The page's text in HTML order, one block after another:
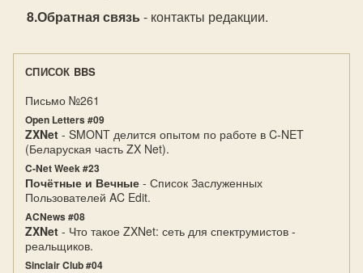
Обратная связь - контакты редакции.
СПИСОК BBS
Письмо №261
Open Letters #09
ZXNet - SMONT делится опытом по работе в C-NET
(Беларуская часть ZX Net).
C-Net Week #23
Почётные и Вечные - Список Заслуженных
Пользователей AC Edit.
ACNews #08
ZXNet - Что такое ZXNet: сеть для спектрумистов -
реальщиков.
Sinclair Club #04